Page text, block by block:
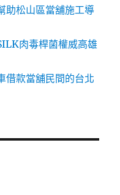
助松山區當舖施工導
肉毒桿菌權威高雄
借款當舖民間的台北